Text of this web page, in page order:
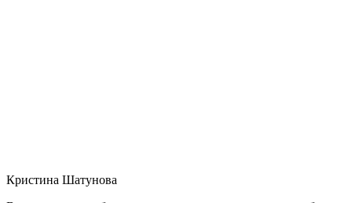
Кристина Шатунова